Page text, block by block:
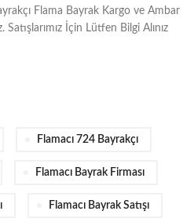
Flama Bayrak Kargo ve Ambar
İçin Lütfen Bilgi Alınız
Flamacı 724 Bayrakçı
Flamacı Bayrak Firması
Flamacı Bayrak Satışı